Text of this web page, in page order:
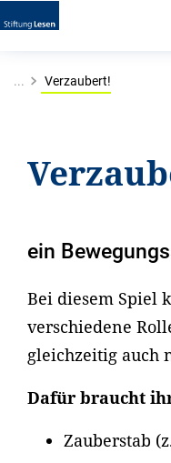
... Verzaubert!
ein
Bei diesem Spiel
verschiedene
gleichzeitig auch
Dafür braucht
Zauberstab